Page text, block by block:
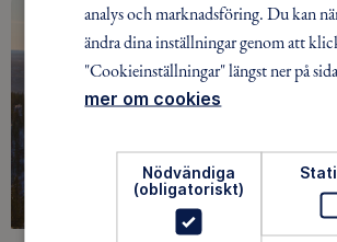
analys och marknadsföring. Du kan
ändra dina inställningar genom att
"Cookieinställningar" längst ner på
mer om cookies
Nödvändiga
(obligatoriskt)